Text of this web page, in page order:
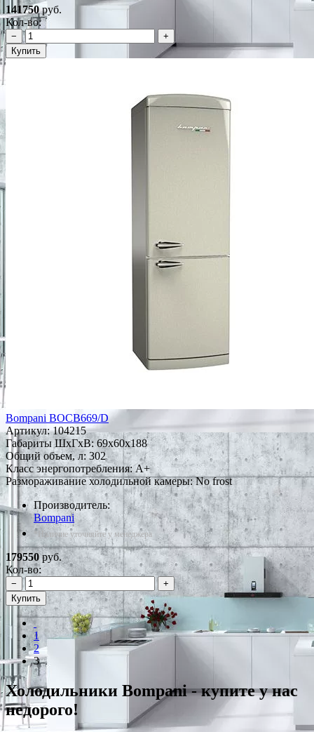
141750руб.
Кол-во:
−
+
Купить
Bompani BOCB669/D
Артикул:104215
Габариты ШxГxВ: 69x60x188
Общий объем, л: 302
Класс энергопотребления: A+
Размораживание холодильной камеры: No frost
Производитель:
Bompani
*Наличие уточняйте у менеджера
179550руб.
Кол-во:
−
+
Купить
1
2
3
Холодильники Bompani - купите у нас
недорого!